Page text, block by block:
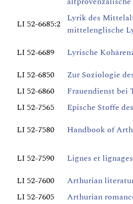
LI 52-6685:2 Lyrik des
mittelenglische
LI 52-6689 Lyrische
LI 52-6850
Zur Soziologie
LI 52-6860
Frauendienst bei
LI 52-7565
Epische Stoffe
LI 52-7580
Handbook of
LI 52-7590 Lignes et
LI 52-7600
Arthurian
LI 52-7605
Arthurian